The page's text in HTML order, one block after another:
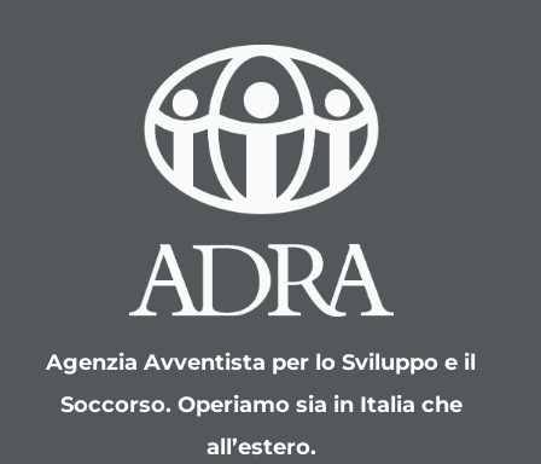
Agenzia Avventista per lo Sviluppo e il
Soccorso. Operiamo sia in Italia che
all’estero.